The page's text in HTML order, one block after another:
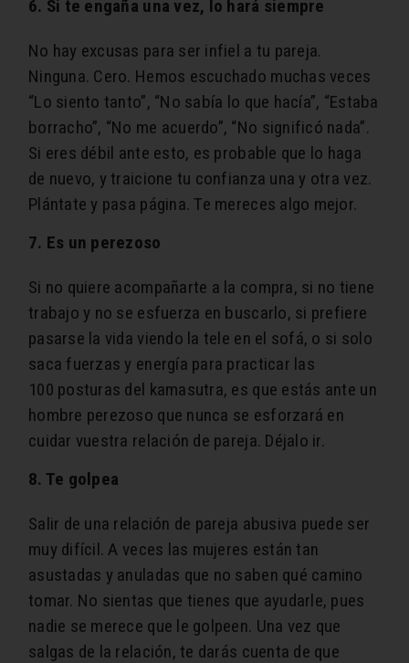
6. Si te engaña una vez, lo hará siempre
No hay excusas para ser infiel a tu pareja.
Ninguna. Cero. Hemos escuchado muchas veces
“Lo siento tanto”, “No sabía lo que hacía”, “Estaba
borracho”, “No me acuerdo”, “No significó nada”.
Si eres débil ante esto, es probable que lo haga
de nuevo, y traicione tu confianza una y otra vez.
Plántate y pasa página. Te mereces algo mejor.
7. Es un perezoso
Si no quiere acompañarte a la compra, si no tiene
trabajo y no se esfuerza en buscarlo, si prefiere
pasarse la vida viendo la tele en el sofá, o si solo
saca fuerzas y energía para practicar las
100 posturas del kamasutra, es que estás ante un
hombre perezoso que nunca se esforzará en
cuidar vuestra relación de pareja. Déjalo ir.
8. Te golpea
Salir de una relación de pareja abusiva puede ser
muy difícil. A veces las mujeres están tan
asustadas y anuladas que no saben qué camino
tomar. No sientas que tienes que ayudarle​, pues
nadie se merece que le golpeen. Una vez que
salgas de la relación, te darás cuenta de que